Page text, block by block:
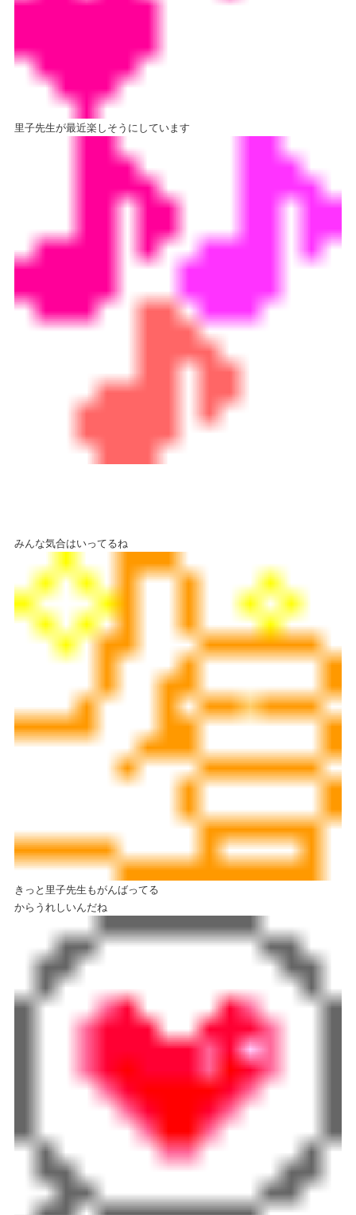
里子先生が最近楽しそうにしています
みんな気合はいってるね
きっと里子先生もがんばってる
からうれしいんだね